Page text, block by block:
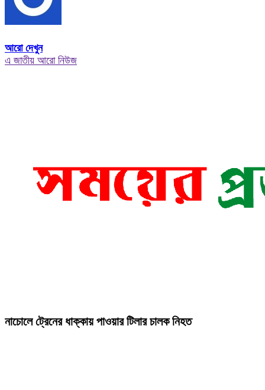
আরো দেখুন
এ জাতীয় আরো নিউজ
নাচোলে ট্রেনের ধাক্কায় পাওয়ার টিলার চালক নিহত